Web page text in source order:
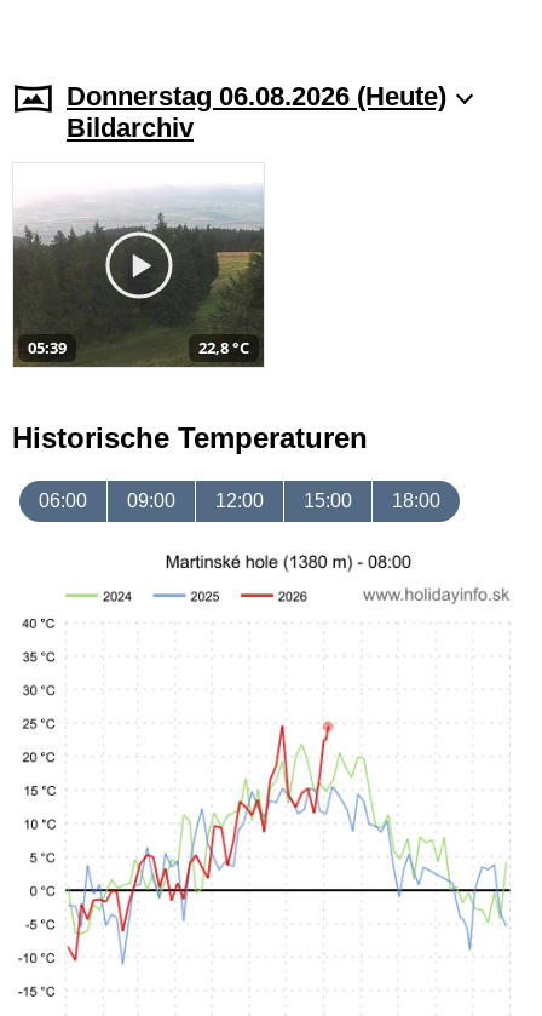
Donnerstag 06.08.2026 (Heute)
Bildarchiv
05:39 22,8 °C
Historische Temperaturen
06:00 09:00 12:00 15:00 18:00